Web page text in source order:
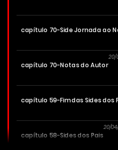
capítulo 70-Side Jornada ao
capítulo 70-Notas do Autor
20/
capítulo 59-Fim das Sides dos
capítulo 58-Sides dos Pais
20/